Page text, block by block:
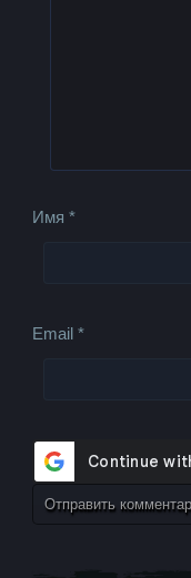
Имя*
Email*